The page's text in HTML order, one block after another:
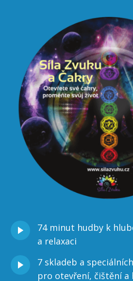
74 minut hudby k
a relaxaci
7 skladeb a
pro otevření, čištění a